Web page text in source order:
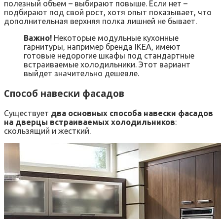
полезный объем – выбирают повыше. Если нет –
подбирают под свой рост, хотя опыт показывает, что
дополнительная верхняя полка лишней не бывает.
Важно! Некоторые модульные кухонные
гарнитуры, например бренда IKEA, имеют
готовые недорогие шкафы под стандартные
встраиваемые холодильники. Этот вариант
выйдет значительно дешевле.
Способ навески фасадов
Существует два основных способа навески фасадов
на дверцы встраиваемых холодильников:
скользящий и жесткий.